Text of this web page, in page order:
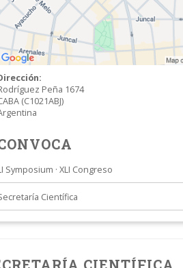
Peña 1674
(C1021ABJ)
Symposium · XLI Congreso
Científica